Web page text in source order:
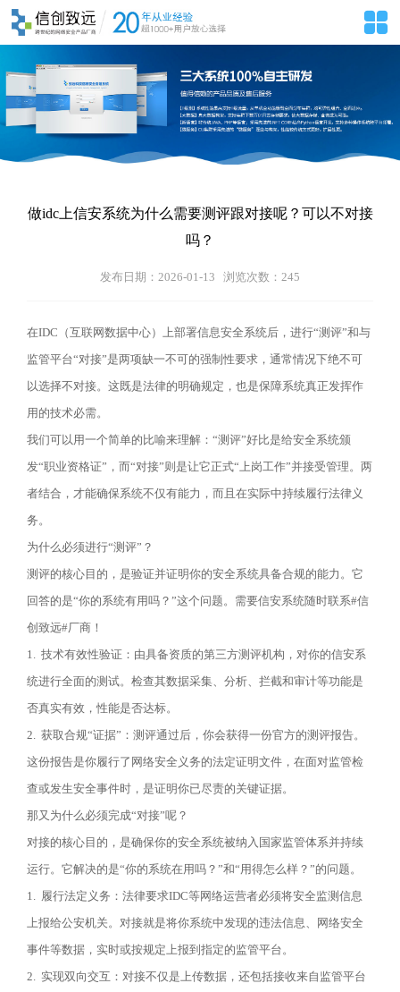
做idc上信安系统为什么需要测评跟对接呢？可以不对接
吗？
发布日期：2026-01-13 浏览次数： 245
在IDC （互联网数据中心）上部署信息安全系统后，进行“测评”和与
监管平台“对接”是两项缺一不可的强制性要求，通常情况下绝不可
以选择不对接。这既是法律的明确规定，也是保障系统真正发挥作
用的技术必需。
我们可以用一个简单的比喻来理解： “测评”好比是给安全系统颁
发“职业资格证” ，而“对接”则是让它正式“上岗工作”并接受管理。两
者结合，才能确保系统不仅有能力，而且在实际中持续履行法律义
务。
为什么必须进行“测评” ？
测评的核心目的，是验证并证明你的安全系统具备合规的能力。它
回答的是“你的系统有用吗？ ”这个问题。需要信安系统随时联系#信
创致远#厂商！
1. 技术有效性验证：由具备资质的第三方测评机构，对你的信安系
统进行全面的测试。检查其数据采集、分析、拦截和审计等功能是
否真实有效，性能是否达标。
2. 获取合规“证据” ：测评通过后，你会获得一份官方的测评报告。
这份报告是你履行了网络安全义务的法定证明文件，在面对监管检
查或发生安全事件时，是证明你已尽责的关键证据。
那又为什么必须完成“对接”呢？
对接的核心目的，是确保你的安全系统被纳入国家监管体系并持续
运行。它解决的是“你的系统在用吗？ ”和“用得怎么样？ ”的问题。
1. 履行法定义务：法律要求IDC等网络运营者必须将安全监测信息
上报给公安机关。对接就是将你系统中发现的违法信息、网络安全
事件等数据，实时或按规定上报到指定的监管平台。
2. 实现双向交互：对接不仅是上传数据，还包括接收来自监管平台